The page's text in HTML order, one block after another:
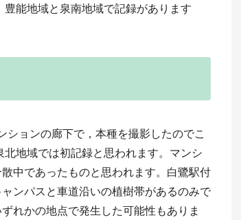
豊能地域と泉南地域で記録があります
ョンの廊下で，本種を撮影したのでこ
地域では初記録と思われます。マンシ
中であったものと思われます。白鷺駅付
ンパスと車道沿いの植樹帯があるのみで
れかの地点で発生した可能性もありま